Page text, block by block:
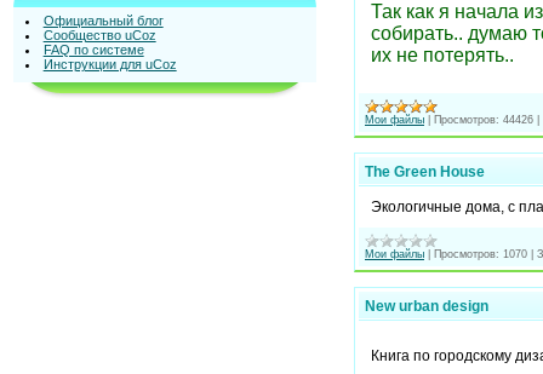
Официальный блог
Сообщество uCoz
FAQ по системе
Инструкции для uCoz
Так как я начала
собирать.. думаю
их не потерять..
Мои файлы Просмотров: 44426
The Green House
Экологичные дома, с
Мои файлы Просмотров: 1070
New urban design
Книга по городскому